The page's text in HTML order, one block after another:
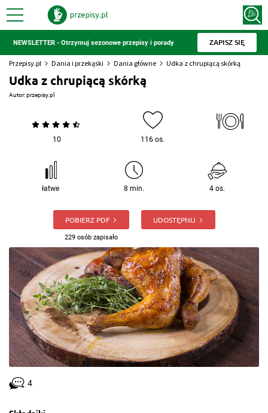
NEWSLETTER - Otrzymuj sezonowe przepisy i porady ZAPISZ SIĘ
Przepisy.pl Dania i przekąski Dania główne Udka z chrupiącą skórką
Udka z chrupiącą skórką
Autor:przepisy.pl
10 116 os.
łatwe 8 min. 4 os.
POBIERZ PDF
229 osób zapisało
UDOSTĘPNIJ
4